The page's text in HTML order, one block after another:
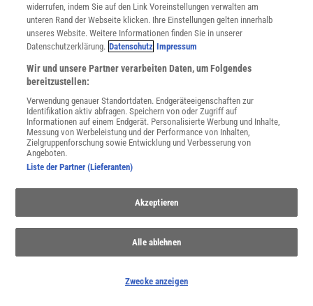
Spektrum.de-Newsletter abonnieren
JETZT ANMELDEN!
Sie können unsere Newsletter jederzeit wieder abbestellen. Infos zu unserem Umgang
mit Ihren personenbezogenen Daten finden Sie in unserer
SERVICES
Newsletter
Spektrum Shop
Presse
widerrufen, indem Sie auf den Link Voreinstellungen verwalten am
unteren Rand der Webseite klicken. Ihre Einstellungen gelten innerhalb
unseres Website. Weitere Informationen finden Sie in unserer
Datenschutzerklärung. Datenschutz Impressum
Wir und unsere Partner verarbeiten Daten, um Folgendes
bereitzustellen:
Verwendung genauer Standortdaten. Endgeräteeigenschaften zur
Identifikation aktiv abfragen. Speichern von oder Zugriff auf
Informationen auf einem Endgerät. Personalisierte Werbung und Inhalte,
Messung von Werbeleistung und der Performance von Inhalten,
Zielgruppenforschung sowie Entwicklung und Verbesserung von
Angeboten.
Liste der Partner (Lieferanten)
Akzeptieren
Alle ablehnen
Zwecke anzeigen